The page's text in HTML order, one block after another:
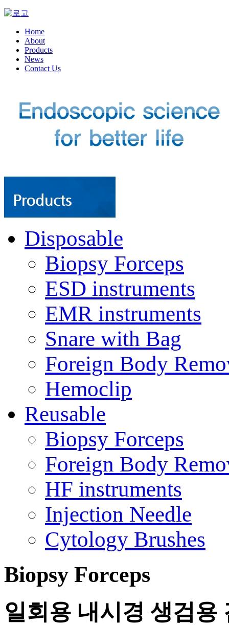
Home
About
Products
News
Contact Us
Disposable
Biopsy Forceps
ESD instruments
EMR instruments
Snare with Bag
Foreign Body
Hemoclip
Reusable
Biopsy Forceps
Foreign Body
HF instruments
Injection Needle
Cytology Brushes
Biopsy Forceps
일회용 내시경 생검용